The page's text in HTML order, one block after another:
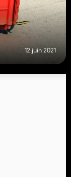
12 juin 2021